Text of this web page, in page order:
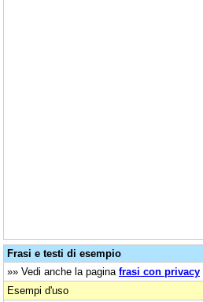
Frasi e testi di esempio
»» Vedi anche la pagina frasi con privacy
Esempi d'uso